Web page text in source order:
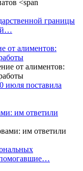
границы
от алиментов:
июля поставила
им ответили